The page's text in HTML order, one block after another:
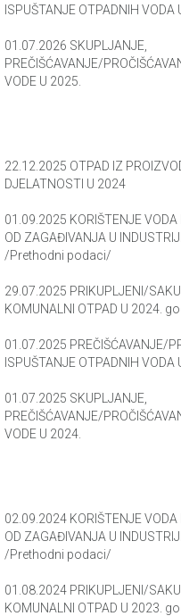
ISPUŠTANJE OTPADNIH VODA
01.07.2026 SKUPLJANJE,
PREČIŠĆAVANJE/
VODE U 2025.
22.12.2025 OTPAD IZ
DJELATNOSTI U 2024
01.09.2025 KORIŠTENJE VODA
OD ZAGAĐIVANJA U
/Prethodni podaci/
29.07.2025 PRIKUPLJENI/
KOMUNALNI OTPAD U 2024.
01.07.2025 PREČIŠĆAVANJE/
ISPUŠTANJE OTPADNIH VODA
01.07.2025 SKUPLJANJE,
PREČIŠĆAVANJE/
VODE U 2024.
02.09.2024 KORIŠTENJE VODA
OD ZAGAĐIVANJA U
/Prethodni podaci/
01.08.2024 PRIKUPLJENI/
KOMUNALNI OTPAD U 2023.